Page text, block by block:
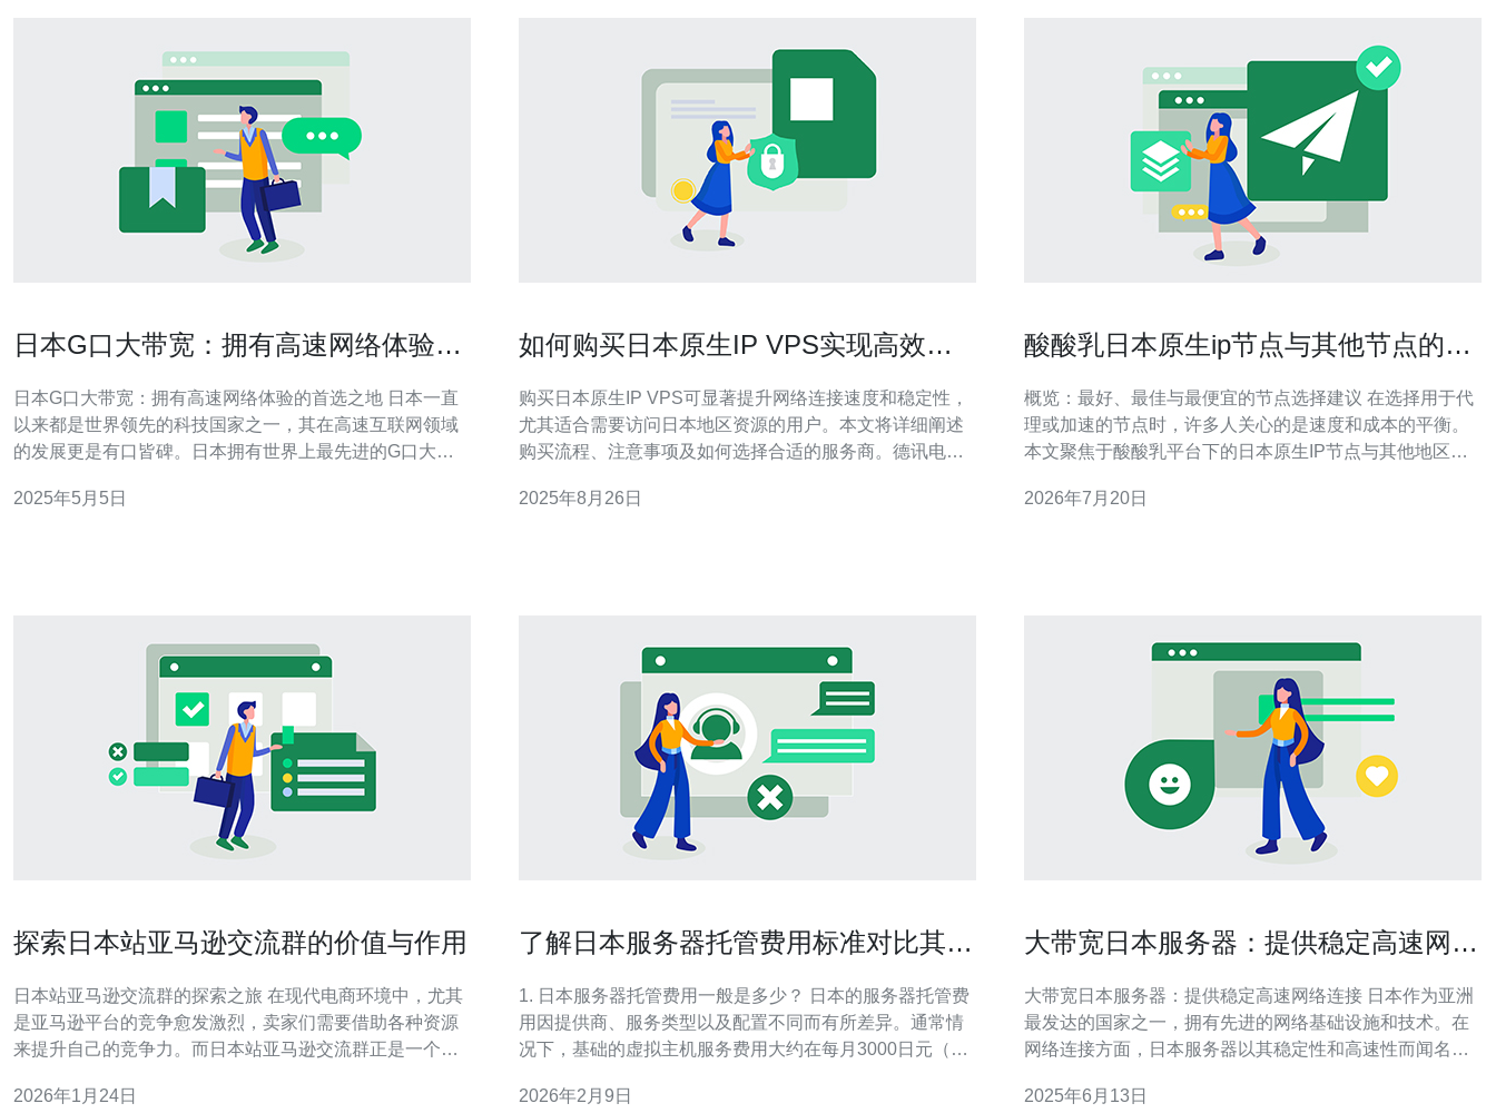
日本G口大带宽：拥有高速网络体验的
日本G口大带宽：拥有高速网络体验的首选之地 日本一直
以来都是世界领先的科技国家之一，其在高速互联网领域
的发展更是有口皆碑。日本拥有世界上最先进的G口大带
首选的上网之地。 日本的G口大带宽网络覆盖范围广泛，
2025年5月5日
如何购买日本原生IP VPS实现高效网
购买日本原生IP VPS可显著提升网络连接速度和稳定性，
尤其适合需要访问日本地区资源的用户。本文将详细阐述
购买流程、注意事项及如何选择合适的服务商。德讯电讯
生IP VPS，满足不同用户的需求。 选择合适的VPS服务
2025年8月26日
酸酸乳日本原生ip节点与其他节点的带
概览：最好、最佳与最便宜的节点选择建议 在选择用于代
理或加速的节点时，许多人关心的是速度和成本的平衡。
本文聚焦于酸酸乳平台下的日本原生IP节点与其他地区节
定）”“最佳（性价比）”和“最便宜（预算优先）”的推荐。总
2026年7月20日
探索日本站亚马逊交流群的价值与作用
日本站亚马逊交流群的探索之旅 在现代电商环境中，尤其
是亚马逊平台的竞争愈发激烈，卖家们需要借助各种资源
来提升自己的竞争力。而日本站亚马逊交流群正是一个不
中，我们将深入探讨这个交流群的价值与作用，并提供一
2026年1月24日
了解日本服务器托管费用标准对比其他
1. 日本服务器托管费用一般是多少？ 日本的服务器托管费
用因提供商、服务类型以及配置不同而有所差异。通常情
况下，基础的虚拟主机服务费用大约在每月3000日元（约
元（约合70美元）至5万日元（约合350美元）不等。相比
2026年2月9日
大带宽日本服务器：提供稳定高速网络
大带宽日本服务器：提供稳定高速网络连接 日本作为亚洲
最发达的国家之一，拥有先进的网络基础设施和技术。在
网络连接方面，日本服务器以其稳定性和高速性而闻名于
接服务，受到了广泛的欢迎。 大带宽日本服务器在提供网
2025年6月13日